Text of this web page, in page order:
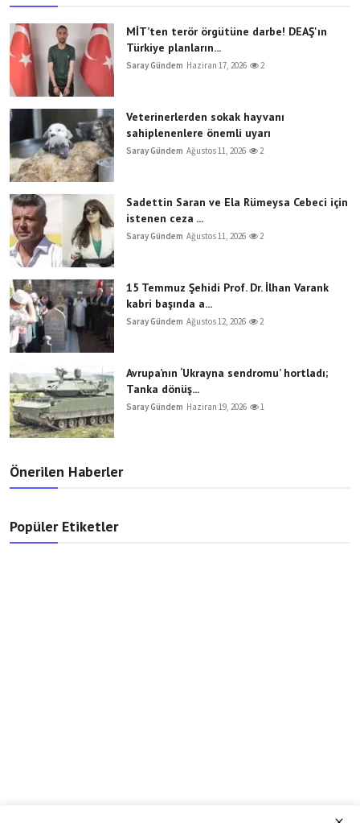
MİT’ten terör örgütüne darbe! DEAŞ'ın
Türkiye planların...
Saray Gündem Haziran 17, 2026 2
Veterinerlerden sokak hayvanı
sahiplenenlere önemli uyarı
Saray Gündem Ağustos 11, 2026 2
Sadettin Saran ve Ela Rümeysa Cebeci için
istenen ceza ...
Saray Gündem Ağustos 11, 2026 2
15 Temmuz Şehidi Prof. Dr. İlhan Varank
kabri başında a...
Saray Gündem Ağustos 12, 2026 2
Avrupa’nın ‘Ukrayna sendromu’ hortladı;
Tanka dönüş...
Saray Gündem Haziran 19, 2026 1
Önerilen Haberler
Popüler Etiketler